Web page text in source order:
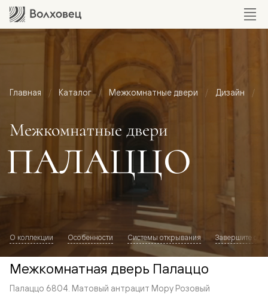
Главная Каталог Межкомнатные двери Дизайн
Межкомнатные двери
ПАЛАЦЦО
О коллекции Особенности Системы открывания Завершите
Межкомнатная дверь Палаццо
Палаццо 6804. Матовый антрацит Мору Розовый